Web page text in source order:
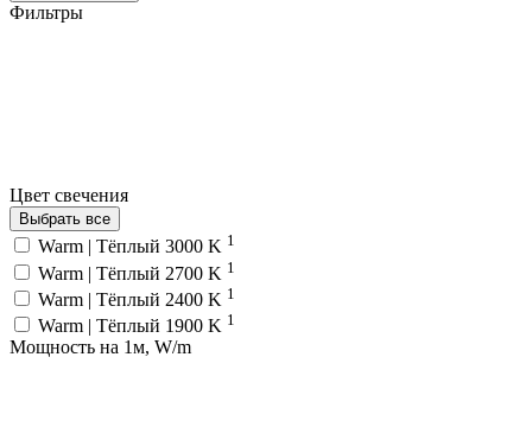
Фильтры
Цвет свечения
Выбрать все
Warm | Тёплый 3000 K 1
Warm | Тёплый 2700 K 1
Warm | Тёплый 2400 K 1
Warm | Тёплый 1900 K 1
Мощность на 1м, W/m